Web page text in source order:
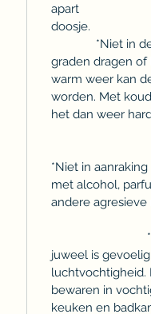
apart
*Niet in de
graden dragen
warm weer kan
worden. Met
het dan weer
*Niet in
met alcohol,
andere
*De
juweel is
luchtvochtigheid.
bewaren in
keuken en